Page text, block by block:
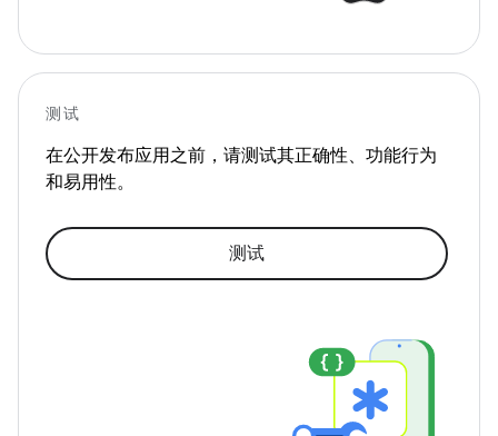
测试
在公开发布应用之前，请测试其正确性、功能行为
和易用性。
测试